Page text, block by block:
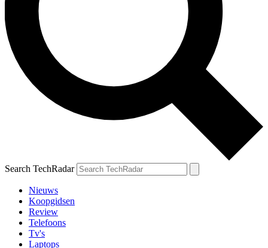
Search TechRadar
Nieuws
Koopgidsen
Review
Telefoons
Tv's
Laptops